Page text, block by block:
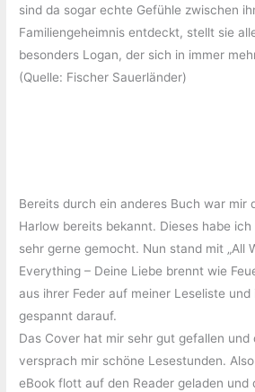
sind da sogar echte Gefühle zwischen
Familiengeheimnis entdeckt, stellt sie
besonders Logan, der sich in immer
(Quelle: Fischer Sauerländer)
Bereits durch ein anderes Buch war mir
Harlow bereits bekannt. Dieses habe
sehr gerne gemocht. Nun stand mit „All
Everything – Deine Liebe brennt wie
aus ihrer Feder auf meiner Leseliste
gespannt darauf.
Das Cover hat mir sehr gut gefallen und
versprach mir schöne Lesestunden.
eBook flott auf den Reader geladen und